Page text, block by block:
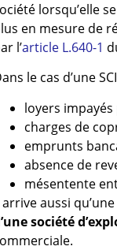
lorsqu’elle
en mesure de
l’article L.640-1
le cas d’une
loyers
charges de
emprunts
absence de
mésentente
arrive aussi
société